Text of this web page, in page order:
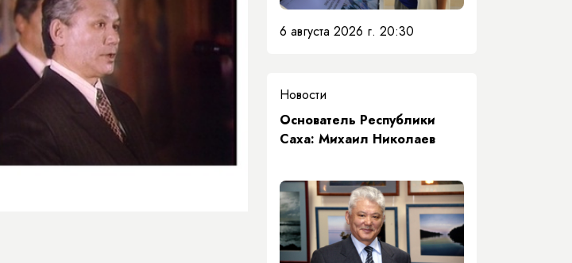
6 августа 2026 г. 20:30
Новости
Основатель Республики
Саха: Михаил Николаев